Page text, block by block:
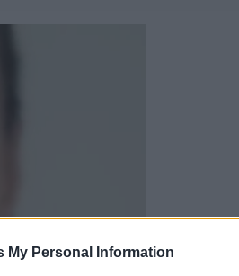
My Personal Information